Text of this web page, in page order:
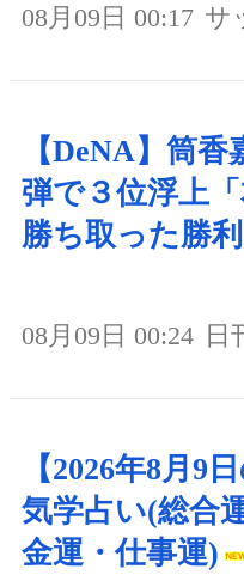
08月09日 00:17 サ
【DeNA】筒
弾で３位浮上
勝ち取った勝利
08月09日 00:24 日
【2026年8月9
気学占い(総合
金運・仕事運)